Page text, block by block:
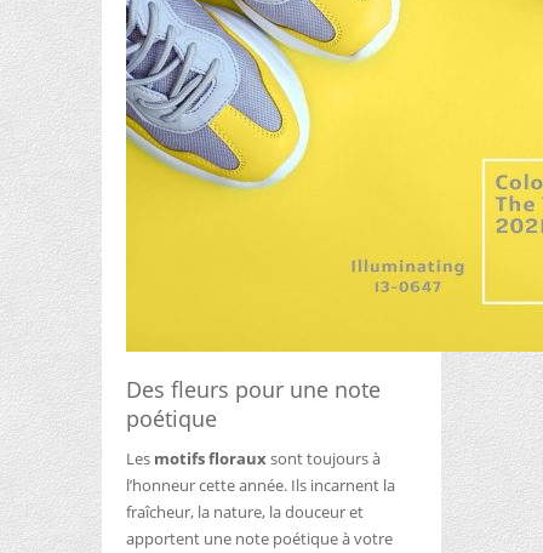
Des fleurs pour une note
poétique
Les motifs floraux sont toujours à
l’honneur cette année. Ils incarnent la
fraîcheur, la nature, la douceur et
apportent une note poétique à votre